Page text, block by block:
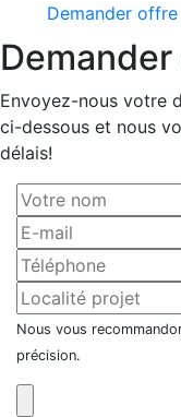
Demander offre
Envoyez-nous votre
ci-dessous et nous
délais!
Nous vous
précision.